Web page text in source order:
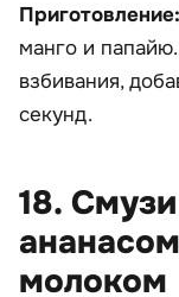
Приготовление:
манго и
взбивания,
секунд.
18.
молоком